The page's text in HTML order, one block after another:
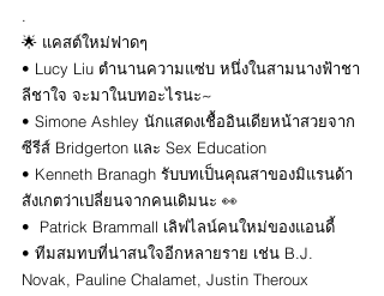
.
🌟 แคสต์ใหม่ฟาดๆ
• Lucy Liu ตำนานความแซ่บ หนึ่งในสามนางฟ้าชา
ลีชาใจ จะมาในบทอะไรนะ~
• Simone Ashley นักแสดงเชื้ออินเดียหน้าสวยจาก
ซีรีส์ Bridgerton และ Sex Education
• Kenneth Branagh รับบทเป็นคุณสาของมิแรนด้า
สังเกตว่าเปลี่ยนจากคนเดิมนะ 👀
•  Patrick Brammall เลิฟไลน์คนใหม่ของแอนดี้
• ทีมสมทบที่น่าสนใจอีกหลายราย เช่น B.J.
Novak, Pauline Chalamet, Justin Theroux